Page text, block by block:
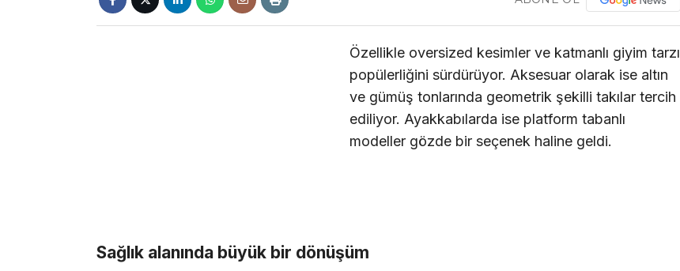
Özellikle oversized kesimler ve katmanlı giyim tarzı
popülerliğini sürdürüyor. Aksesuar olarak ise altın
ve gümüş tonlarında geometrik şekilli takılar tercih
ediliyor. Ayakkabılarda ise platform tabanlı
modeller gözde bir seçenek haline geldi.
Sağlık alanında büyük bir dönüşüm